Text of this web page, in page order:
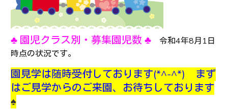
♣ 園児クラス別・募集園児数 ♣ 令和4年8月1日
時点の状況です。
園見学は随時受付しております(*^-^*) まず
はご見学からのご来園、お待ちしております
♠